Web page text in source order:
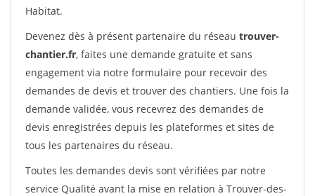
Habitat.
Devenez dès à présent partenaire du réseau trouver-
chantier.fr, faites une demande gratuite et sans
engagement via notre formulaire pour recevoir des
demandes de devis et trouver des chantiers. Une fois la
demande validée, vous recevrez des demandes de
devis enregistrées depuis les plateformes et sites de
tous les partenaires du réseau.
Toutes les demandes devis sont vérifiées par notre
service Qualité avant la mise en relation à Trouver-des-